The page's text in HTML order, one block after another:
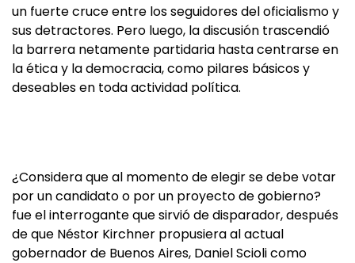
un fuerte cruce entre los seguidores del oficialismo y
sus detractores. Pero luego, la discusión trascendió
la barrera netamente partidaria hasta centrarse en
la ética y la democracia, como pilares básicos y
deseables en toda actividad política.
¿Considera que al momento de elegir se debe votar
por un candidato o por un proyecto de gobierno?
fue el interrogante que sirvió de disparador, después
de que Néstor Kirchner propusiera al actual
gobernador de Buenos Aires, Daniel Scioli como